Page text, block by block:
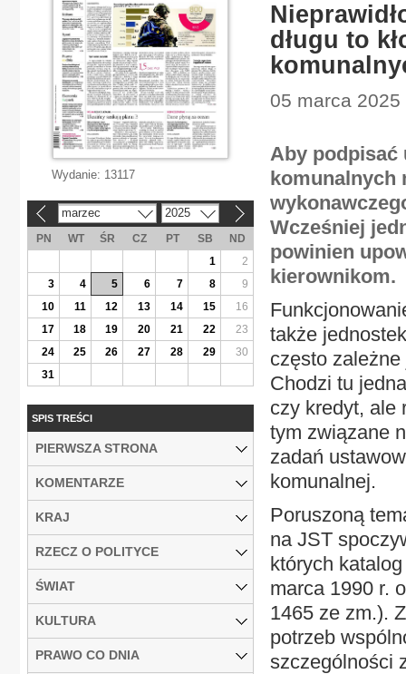
długu to
05 marca
Aby podpisać
komunalnych
Wcześniej
powinien
kierownikom.
także
często
Chodzi tu
czy kredyt, ale
tym związane
zadań
komunalnej.
Poruszoną
na JST
których
marca 1990 r.
1465 ze zm.).
potrzeb
szczególności
Wydanie: 13117
marzec 2025
PN WT ŚR CZ PT SB
ND
1
2
3
4 5 6 7 8
9
10
11 12 13 14 15
16
17
18 19 20 21 22
23
24
25 26 27 28 29
30
31
SPIS TREŚCI
PIERWSZA STRONA
KOMENTARZE
KRAJ
RZECZ O POLITYCE
ŚWIAT
KULTURA
PRAWO CO DNIA